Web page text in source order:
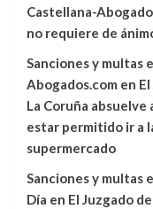
Castellana-
no requiere de
Sanciones y multas
Abogados.com en
La Coruña
estar permitido ir a
supermercado
Sanciones y multas
Día en El Juzgado